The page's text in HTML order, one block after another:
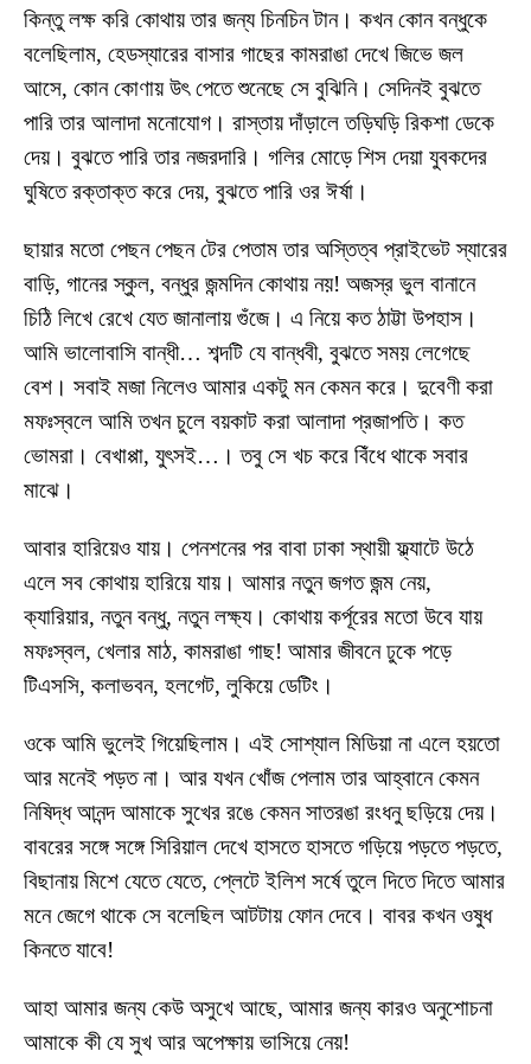
কিন্তু লক্ষ করি কোথায় তার জন্য চিনচিন টান। কখন কোন বন্ধুকে
বলেছিলাম, হেডস্যারের বাসার গাছের কামরাঙা দেখে জিভে জল
আসে, কোন কোণায় উৎ পেতে শুনেছে সে বুঝিনি। সেদিনই বুঝতে
পারি তার আলাদা মনোযোগ। রাস্তায় দাঁড়ালে তড়িঘড়ি রিকশা ডেকে
দেয়। বুঝতে পারি তার নজরদারি। গলির মোড়ে শিস দেয়া যুবকদের
ঘুষিতে রক্তাক্ত করে দেয়, বুঝতে পারি ওর ঈর্ষা।
ছায়ার মতো পেছন পেছন টের পেতাম তার অস্তিত্ব প্রাইভেট স্যারের
বাড়ি, গানের স্কুল, বন্ধুর জন্মদিন কোথায় নয়! অজস্র ভুল বানানে
চিঠি লিখে রেখে যেত জানালায় গুঁজে। এ নিয়ে কত ঠাট্টা উপহাস।
আমি ভালোবাসি বান্ধী… শব্দটি যে বান্ধবী, বুঝতে সময় লেগেছে
বেশ। সবাই মজা নিলেও আমার একটু মন কেমন করে। দুবেণী করা
মফঃস্বলে আমি তখন চুলে বয়কাট করা আলাদা প্রজাপতি। কত
ভোমরা। বেখাপ্পা, যুৎসই…। তবু সে খচ করে বিঁধে থাকে সবার
মাঝে।
আবার হারিয়েও যায়। পেনশনের পর বাবা ঢাকা স্থায়ী ফ্ল্যাটে উঠে
এলে সব কোথায় হারিয়ে যায়। আমার নতুন জগত জন্ম নেয়,
ক্যারিয়ার, নতুন বন্ধু, নতুন লক্ষ্য। কোথায় কর্পূরের মতো উবে যায়
মফঃস্বল, খেলার মাঠ, কামরাঙা গাছ! আমার জীবনে ঢুকে পড়ে
টিএসসি, কলাভবন, হলগেট, লুকিয়ে ডেটিং।
ওকে আমি ভুলেই গিয়েছিলাম। এই সোশ্যাল মিডিয়া না এলে হয়তো
আর মনেই পড়ত না। আর যখন খোঁজ পেলাম তার আহ্বানে কেমন
নিষিদ্ধ আনন্দ আমাকে সুখের রঙে কেমন সাতরঙা রংধনু ছড়িয়ে দেয়।
বাবরের সঙ্গে সঙ্গে সিরিয়াল দেখে হাসতে হাসতে গড়িয়ে পড়তে পড়তে,
বিছানায় মিশে যেতে যেতে, প্লেটে ইলিশ সর্ষে তুলে দিতে দিতে আমার
মনে জেগে থাকে সে বলেছিল আটটায় ফোন দেবে। বাবর কখন ওষুধ
কিনতে যাবে!
আহা আমার জন্য কেউ অসুখে আছে, আমার জন্য কারও অনুশোচনা
আমাকে কী যে সুখ আর অপেক্ষায় ভাসিয়ে নেয়!